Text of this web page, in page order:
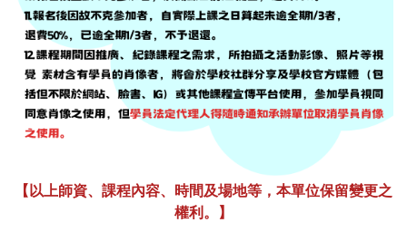
【以上師資、課程內容、時間及場地等，本單位保留變更之
權利。】